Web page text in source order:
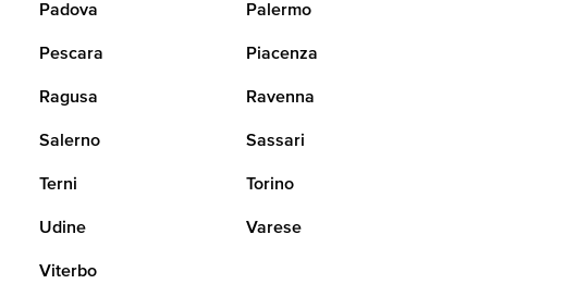
Padova Palermo
Pescara Piacenza
Ragusa Ravenna
Salerno Sassari
Terni Torino
Udine Varese
Viterbo